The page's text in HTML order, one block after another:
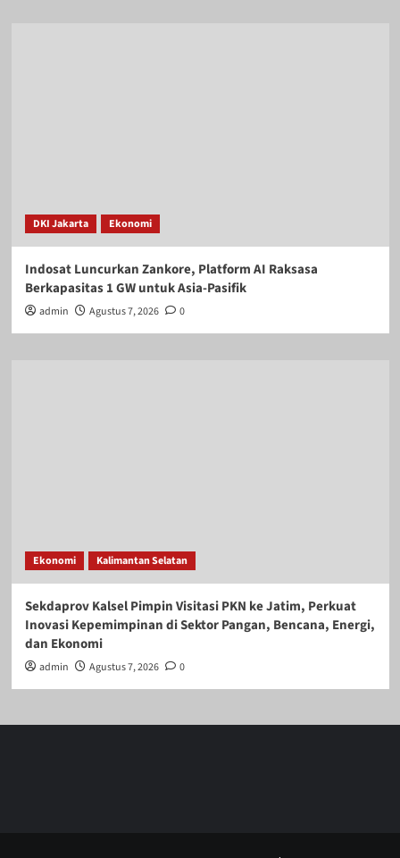
DKI Jakarta Ekonomi
Indosat Luncurkan Zankore, Platform AI Raksasa
Berkapasitas 1 GW untuk Asia-Pasifik
admin Agustus 7, 2026 0
Ekonomi Kalimantan Selatan
Sekdaprov Kalsel Pimpin Visitasi PKN ke Jatim, Perkuat
Inovasi Kepemimpinan di Sektor Pangan, Bencana, Energi,
dan Ekonomi
admin Agustus 7, 2026 0